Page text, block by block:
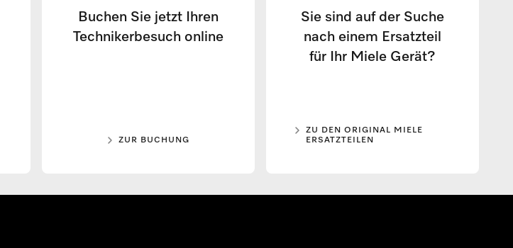
Buchen Sie jetzt Ihren
Technikerbesuch online
ZUR BUCHUNG
Sie sind auf der Suche
nach einem Ersatzteil
für Ihr Miele Gerät?
ZU DEN ORIGINAL MIELE
ERSATZTEILEN